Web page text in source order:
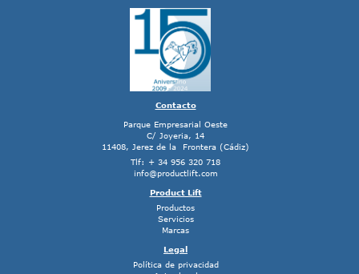
Contacto
Parque Empresarial Oeste
C/ Joyeria, 14
11408, Jerez de la Frontera (Cádiz)
Tlf: + 34 956 320 718
info@productlift.com
Product Lift
Productos
Servicios
Marcas
Legal
Política de privacidad